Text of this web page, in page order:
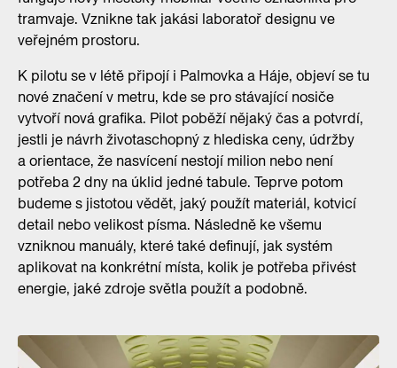
tramvaje. Vznikne tak jakási laboratoř designu ve
veřejném prostoru.
K pilotu se v létě připojí i Palmovka a Háje, objeví se tu
nové značení v metru, kde se pro stávající nosiče
vytvoří nová grafika. Pilot poběží nějaký čas a potvrdí,
jestli je návrh životaschopný z hlediska ceny, údržby
a orientace, že nasvícení nestojí milion nebo není
potřeba 2 dny na úklid jedné tabule. Teprve potom
budeme s jistotou vědět, jaký použít materiál, kotvicí
detail nebo velikost písma. Následně ke všemu
vzniknou manuály, které také definují, jak systém
aplikovat na konkrétní místa, kolik je potřeba přivést
energie, jaké zdroje světla použít a podobně.